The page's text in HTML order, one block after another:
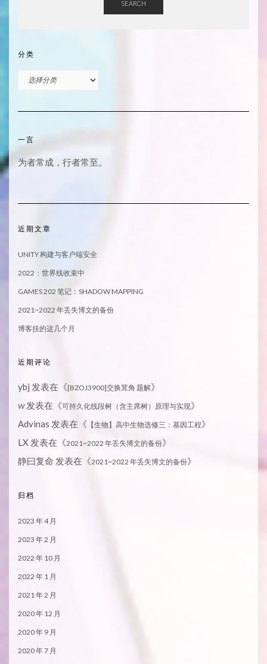
SEARCH
分类
一言
为者常成，行者常至。
近期文章
UNITY 构建与客户端安全
2022：世界线收束中
GAMES 202 笔记：SHADOW MAPPING
2021~2022 年丢失博文的备份
博客挂的这几个月
近期评论
ybj 发表在《[BZOJ3900]交换茸角 题解》
W发表在《可持久化线段树（含主席树）原理与实现》
Advinas 发表在《 【生物】高中生物选修三：基因工程》
LX 发表在《2021~2022 年丢失博文的备份》
静曰复命 发表在《2021~2022 年丢失博文的备份》
归档
2023 年 4 月
2023 年 2 月
2022 年 10 月
2022 年 1 月
2021 年 2 月
2020 年 12 月
2020 年 9 月
2020 年 7 月